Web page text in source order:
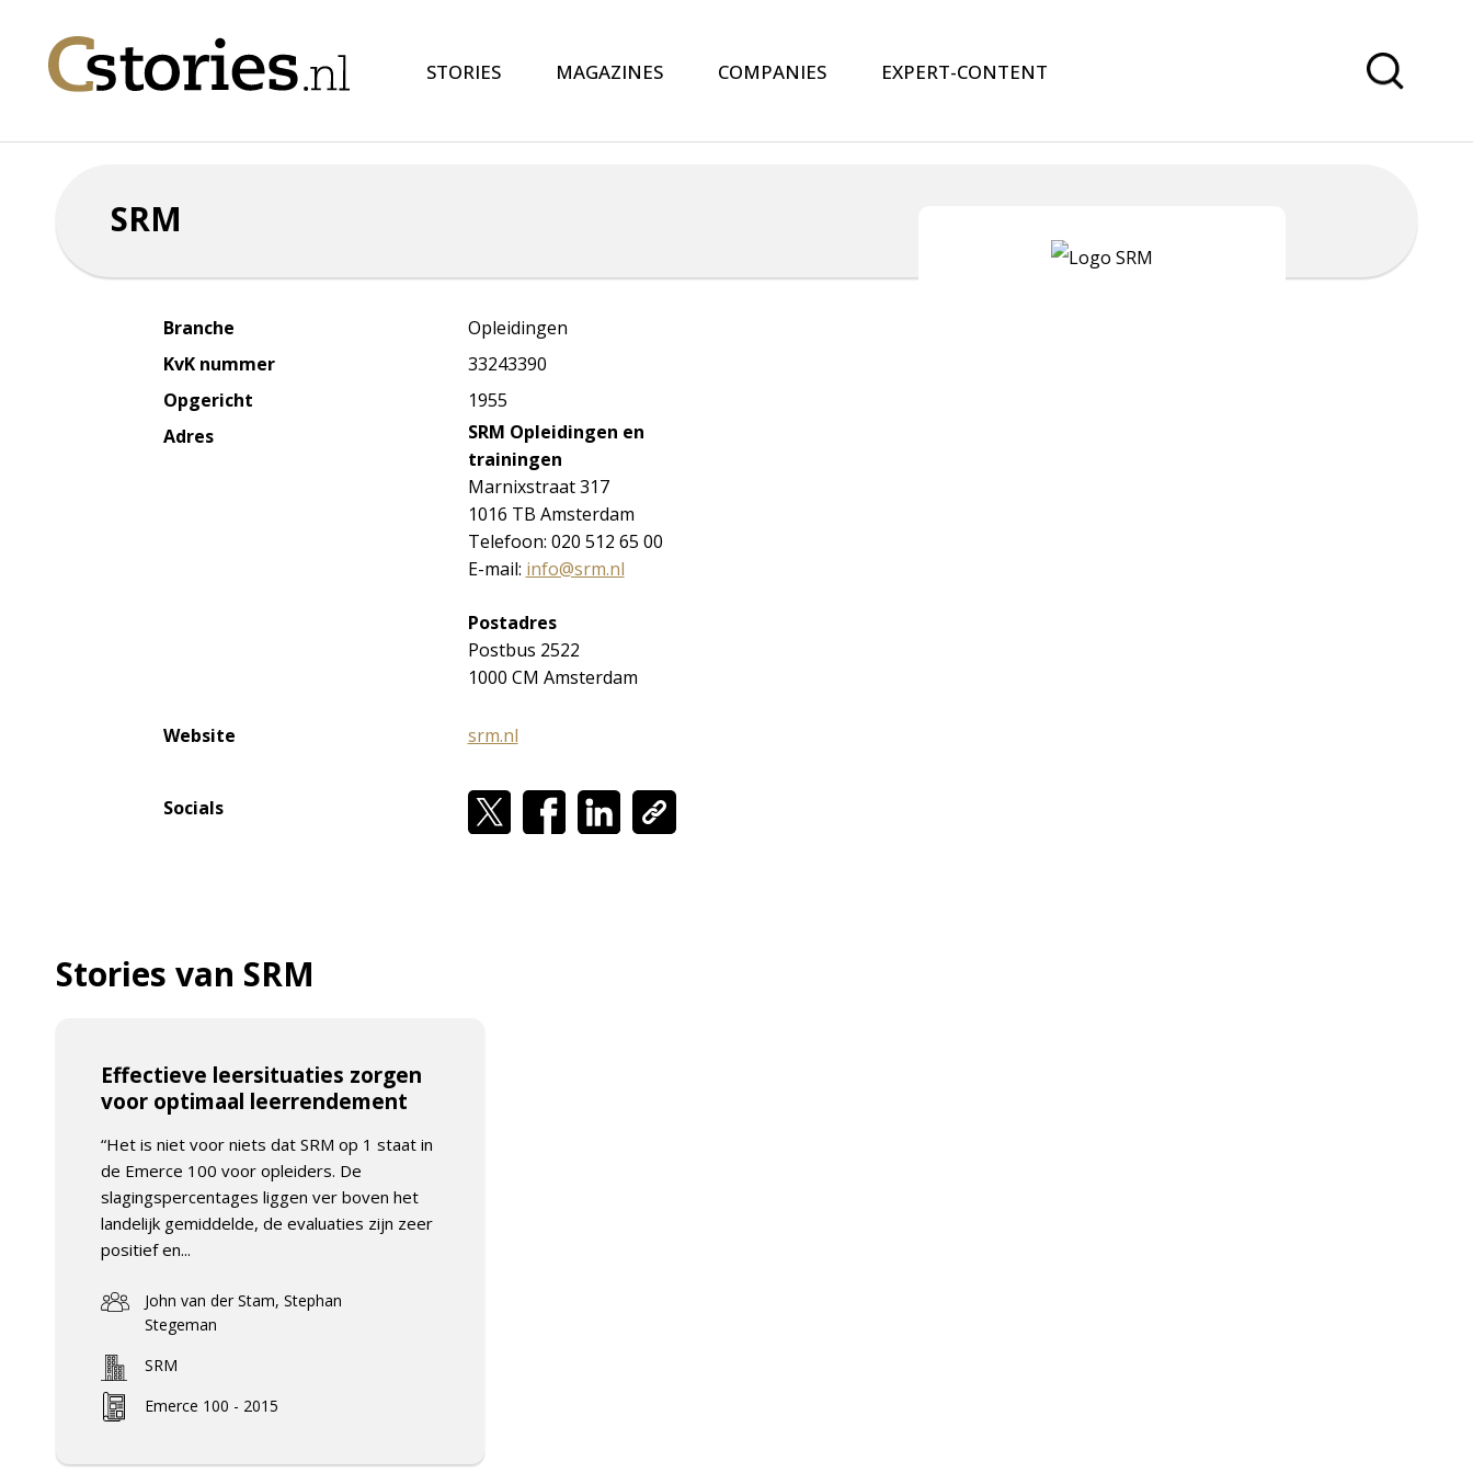
STORIES MAGAZINES COMPANIES EXPERT-CONTENT
SRM
Branche
Opleidingen
KvK nummer
33243390
Opgericht
1955
Adres
SRM Opleidingen en
trainingen
Marnixstraat 317
1016 TB Amsterdam
Telefoon: 020 512 65 00
E-mail: info@srm.nl
Postadres
Postbus 2522
1000 CM Amsterdam
Website srm.nl
Socials
Stories van SRM
Effectieve leersituaties zorgen
voor optimaal leerrendement
“Het is niet voor niets dat SRM op 1 staat in
de Emerce 100 voor opleiders. De
slagingspercentages liggen ver boven het
landelijk gemiddelde, de evaluaties zijn zeer
positief en...
John van der Stam, Stephan
Stegeman
SRM
Emerce 100 - 2015